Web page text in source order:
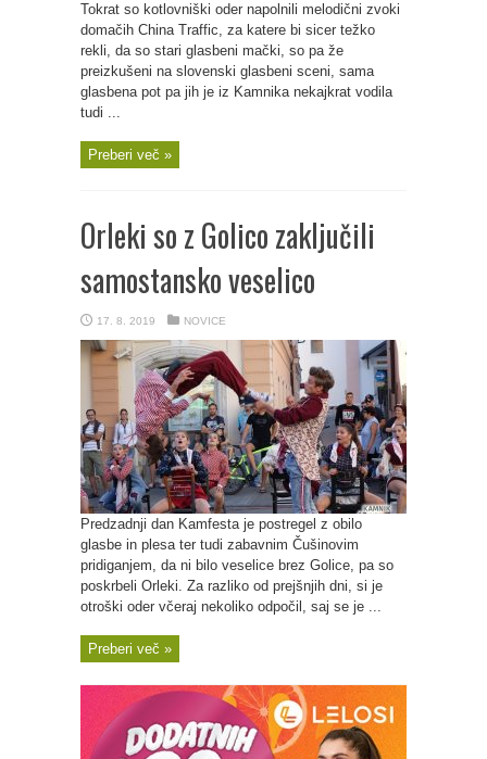
Tokrat so kotlovniški oder napolnili melodični zvoki
domačih China Traffic, za katere bi sicer težko
rekli, da so stari glasbeni mački, so pa že
preizkušeni na slovenski glasbeni sceni, sama
glasbena pot pa jih je iz Kamnika nekajkrat vodila
tudi ...
Preberi več »
Orleki so z Golico zaključili
samostansko veselico
17. 8. 2019 NOVICE
Predzadnji dan Kamfesta je postregel z obilo
glasbe in plesa ter tudi zabavnim Čušinovim
pridiganjem, da ni bilo veselice brez Golice, pa so
poskrbeli Orleki. Za razliko od prejšnjih dni, si je
otroški oder včeraj nekoliko odpočil, saj se je ...
Preberi več »